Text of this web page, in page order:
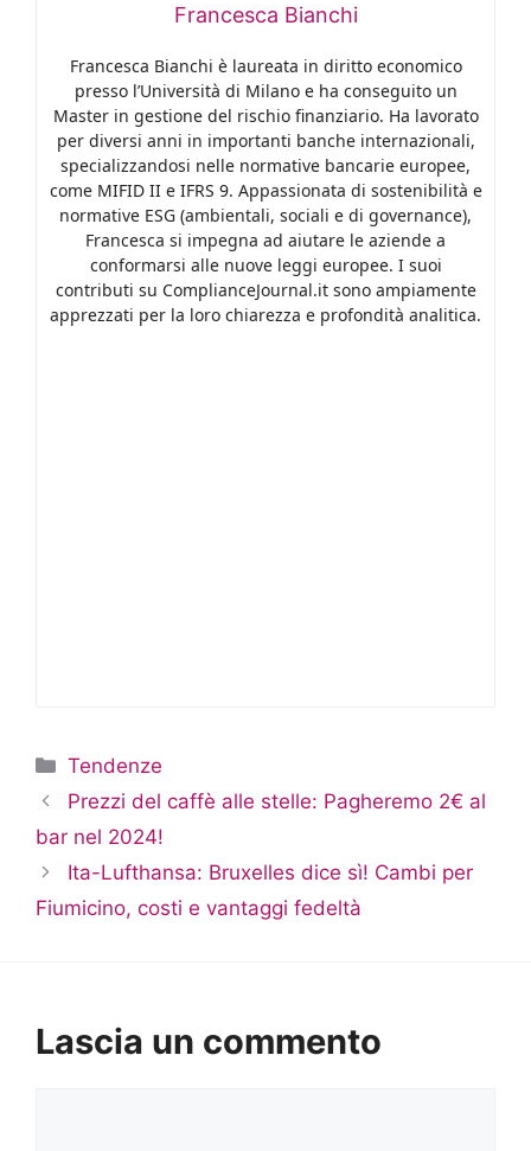
Francesca Bianchi
Francesca Bianchi è laureata in diritto economico
presso l’Università di Milano e ha conseguito un
Master in gestione del rischio finanziario. Ha lavorato
per diversi anni in importanti banche internazionali,
specializzandosi nelle normative bancarie europee,
come MIFID II e IFRS 9. Appassionata di sostenibilità e
normative ESG (ambientali, sociali e di governance),
Francesca si impegna ad aiutare le aziende a
conformarsi alle nuove leggi europee. I suoi
contributi su ComplianceJournal.it sono ampiamente
apprezzati per la loro chiarezza e profondità analitica.
Categorie
Tendenze
Prezzi del caffè alle stelle: Pagheremo 2€ al
bar nel 2024!
Ita-Lufthansa: Bruxelles dice sì! Cambi per
Fiumicino, costi e vantaggi fedeltà
Lascia un commento